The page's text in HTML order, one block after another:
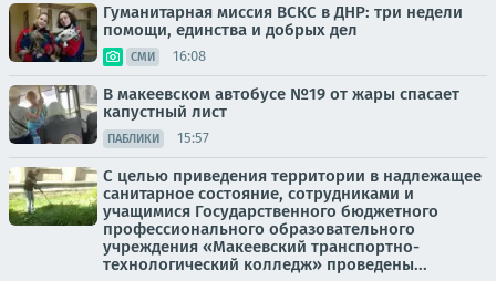
Гуманитарная миссия ВСКС в ДНР: три недели
помощи, единства и добрых дел
СМИ 16:08
В макеевском автобусе №19 от жары спасает
капустный лист
ПАБЛИКИ 15:57
С целью приведения территории в надлежащее
санитарное состояние, сотрудниками и
учащимися Государственного бюджетного
профессионального образовательного
учреждения «Макеевский транспортно-
технологический колледж» проведены...